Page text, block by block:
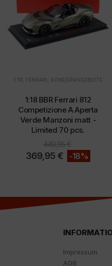
1:18 FERRARI SONDERANGEBOTE
1:18 BBR Ferrari 812
Competizione A Aperta
Verde Manzoni matt -
Limited 70 pcs.
449,95€
369,95 € -18%
Impressum
AGB